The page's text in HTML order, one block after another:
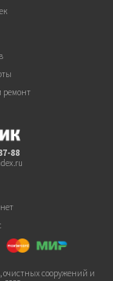
ремонт
88
очистных сооружений и